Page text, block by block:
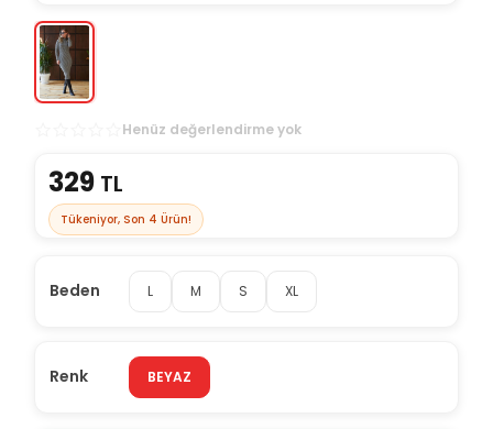
Henüz değerlendirme yok
329 TL
Tükeniyor, Son 4 Ürün!
Beden L M S XL
Renk BEYAZ